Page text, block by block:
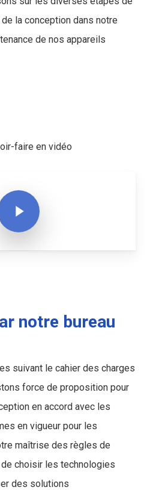
la conception dans notre
de nos appareils
faire en vidéo
notre bureau
suivant le cahier des charges
force de proposition pour
en accord avec les
en vigueur pour les
maîtrise des règles de
choisir les technologies
des solutions